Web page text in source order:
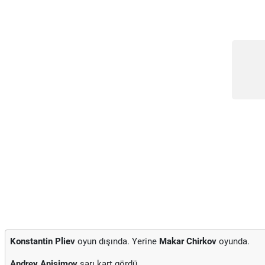
Konstantin Pliev oyun dışında. Yerine Makar Chirkov oyunda.